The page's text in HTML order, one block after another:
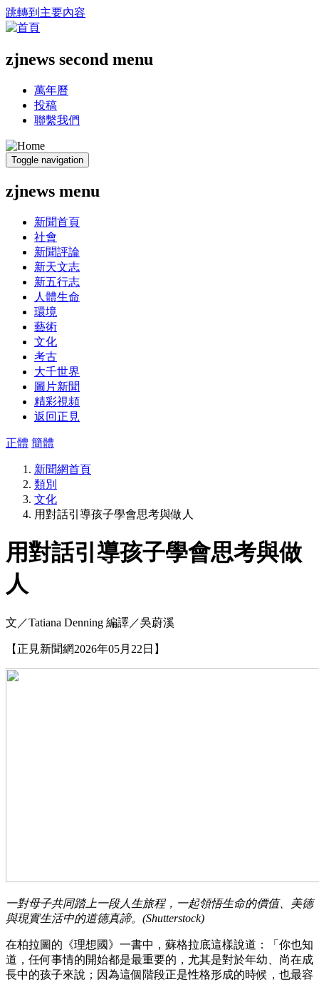
跳轉到主要內容
zjnews second menu
萬年曆
投稿
聯繫我們
Toggle navigation
zjnews menu
新聞首頁
社會
新聞評論
新天文志
新五行志
人體生命
環境
藝術
文化
考古
大千世界
圖片新聞
精彩視頻
返回正見
正體 簡體
新聞網首頁
類別
文化
用對話引導孩子學會思考與做人
用對話引導孩子學會思考與做
人
文／Tatiana Denning 編譯／吳蔚溪
【正見新聞網2026年05月22日】
一對母子共同踏上一段人生旅程，一起領悟生命的價值、美德
與現實生活中的道德真諦。(Shutterstock)
在柏拉圖的《理想國》一書中，蘇格拉底這樣說道：「你也知
道，任何事情的開始都是最重要的，尤其是對於年幼、尚在成
長中的孩子來說；因為這個階段正是性格形成的時候，也最容